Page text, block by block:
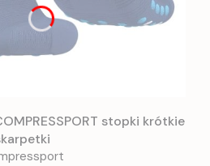
stopki krótkie